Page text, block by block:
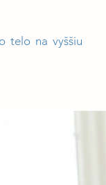
telo na vyššiu